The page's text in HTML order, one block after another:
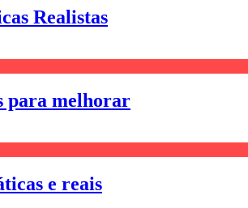
Realistas
para melhorar
e reais